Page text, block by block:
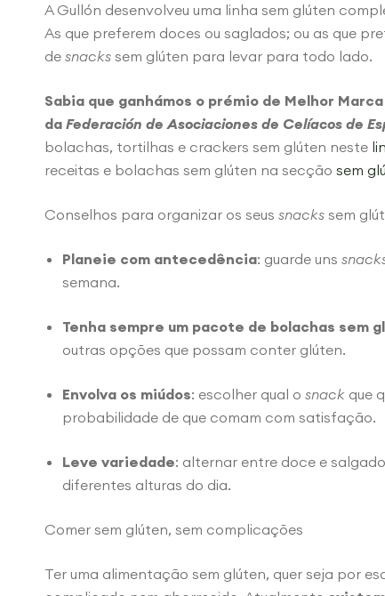
A Gullón desenvolveu uma linha sem glúten
As que preferem doces ou saglados; ou as que
de snacks sem glúten para levar para todo lado.
Sabia que ganhámos o prémio de Melhor
da Federación de Asociaciones de Celíacos de
bolachas, tortilhas e crackers sem glúten neste
receitas e bolachas sem glúten na secção sem
Conselhos para organizar os seus snacks sem
Planeie com antecedência: guarde uns
semana.
Tenha sempre um pacote de bolachas sem
outras opções que possam conter glúten.
Envolva os miúdos: escolher qual o snack que
probabilidade de que comam com satisfação.
Leve variedade: alternar entre doce e
diferentes alturas do dia.
Comer sem glúten, sem complicações
Ter uma alimentação sem glúten, quer seja por